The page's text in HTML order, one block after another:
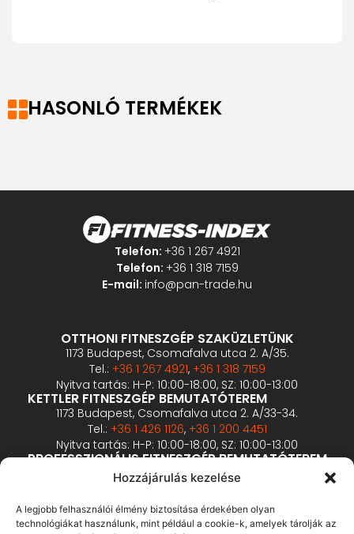
Hozzájárulás kezelése
A legjobb felhasználói élmény biztosítása érdekében olyan
technológiákat használunk, mint például a cookie-k, amelyek tárolják az
HASONLÓ TERMÉKEK
Telefon: +36 1 267 4921
Telefon: +36 1 318 7159
E-mail: info@pan-trade.hu
OTTHONI FITNESZGÉP SZAKÜZLETÜNK
1173 Budapest, Csomafalva utca 2. A/35.
Tel.: +36 1 267 4921, +36 1 318 7159
Nyitva tartás: H-P: 10:00-18:00, SZ: 10:00-13:00
KETTLER FITNESZGÉP BEMUTATÓTEREM
1173 Budapest, Csomafalva utca 2. A/33-34.
Tel.: +36 1 426 1126, +36 1 200 4451
Nyitva tartás: H-P: 10:00-18:00, SZ: 10:00-13:00
PROFESSZIONÁLIS FITNESZGÉP BEMUTATÓTEREM
2360 Gyál, Vállalkozó u. 12.
+36 1 900 0657
Nyitva tartás: előzetes bejelentkezés alapján